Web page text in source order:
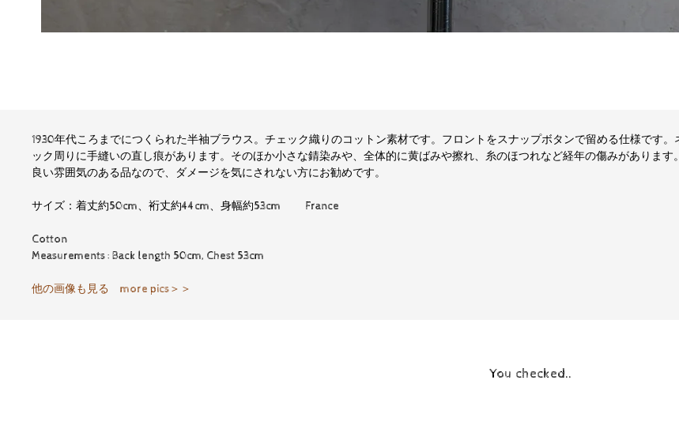
1930年代ころまでにつくられた半袖ブラウス。チェック織りのコットン素材です。フロントをスナップボタンで留める仕様です。
ック周りに手縫いの直し痕があります。そのほか小さな錆染みや、全体的に黄ばみや擦れ、糸のほつれなど経年の傷みがあります。
良い雰囲気のある品なので、ダメージを気にされない方にお勧めです。
サイズ：着丈約50cm、裄丈約44cm、身幅約53cm France
Cotton
Measurements : Back length 50cm, Chest 53cm
他の画像も見る more pics＞＞
You checked..